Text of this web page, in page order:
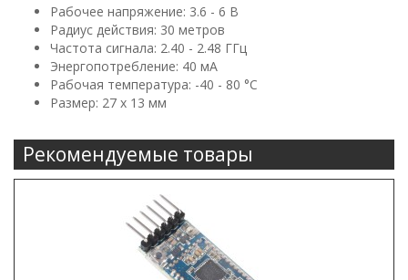
Рабочее напряжение: 3.6 - 6 В
Радиус действия: 30 метров
Частота сигнала: 2.40 - 2.48 ГГц
Энергопотребление: 40 мА
Рабочая температура: -40 - 80 °C
Размер: 27 x 13 мм
Рекомендуемые товары